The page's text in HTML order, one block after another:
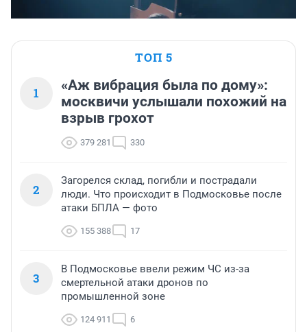
ТОП 5
1
«Аж вибрация была по дому»:
москвичи услышали похожий на
взрыв грохот
379 281 330
2
Загорелся склад, погибли и пострадали
люди. Что происходит в Подмосковье после
атаки БПЛА — фото
155 388 17
3
В Подмосковье ввели режим ЧС из-за
смертельной атаки дронов по
промышленной зоне
124 911 6